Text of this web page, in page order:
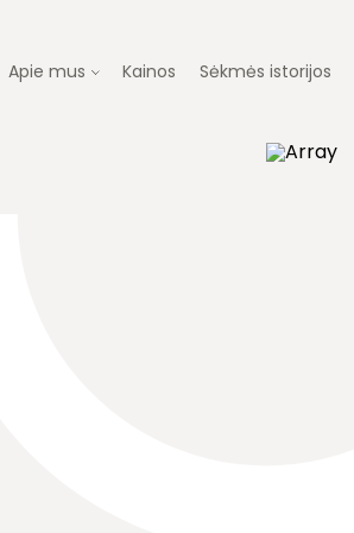
Apie mus Kainos Sėkmės istorijos
PROTEZAVIMAS KAINOS APIE MUS